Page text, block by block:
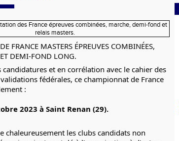
FRANCE MASTERS ÉPREUVES COMBINÉES,
DEMI-FOND LONG.
candidatures et en corrélation avec le cahier des
fédérales, ce championnat de France
:
2023 à Saint Renan (29).
chaleureusement les clubs candidats non